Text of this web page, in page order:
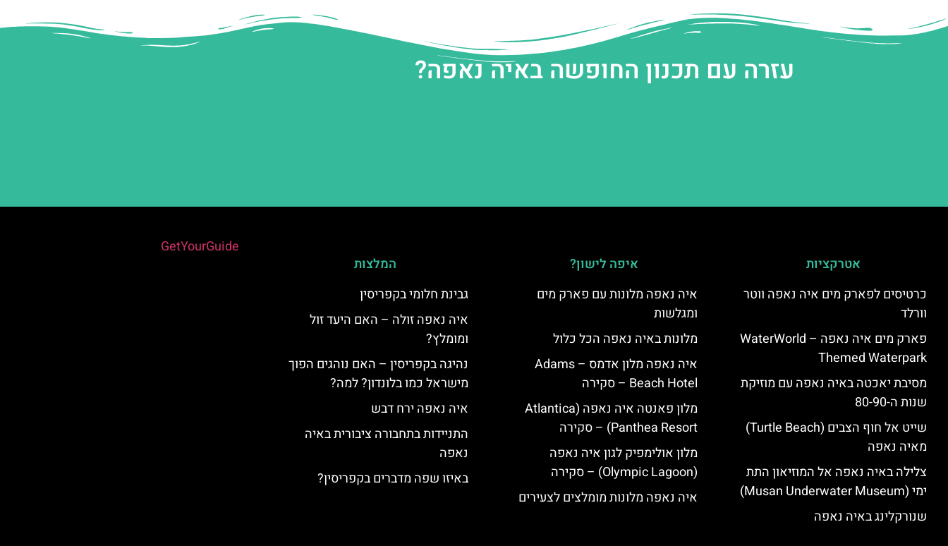
עזרה עם תכנון החופשה באיה נאפה?
אטרקציות
כרטיסים לפארק מים איה נאפה ווטר
וורלד
פארק מים איה נאפה – ‪‪WaterWorld
Themed Waterpark‬‬
מסיבת יאכטה באיה נאפה עם מוזיקת
שנות ה-80-90
שייט אל חוף הצבים (Turtle Beach)
מאיה נאפה
צלילה באיה נאפה אל המוזיאון התת
ימי (Musan Underwater Museum)
שנורקלינג באיה נאפה
איפה לישון?
איה נאפה מלונות עם פארק מים
ומגלשות
מלונות באיה נאפה הכל כלול
איה נאפה מלון אדמס – Adams
Beach Hotel – סקירה
מלון פאנטה איה נאפה (Atlantica
Panthea Resort) – סקירה
מלון אולימפיק לגון איה נאפה
(Olympic Lagoon) – סקירה
איה נאפה מלונות מומלצים לצעירים
המלצות
גבינת חלומי בקפריסין
איה נאפה זולה – האם היעד זול
ומומלץ?
נהיגה בקפריסין – האם נוהגים הפוך
מישראל כמו בלונדון? למה?
איה נאפה ירח דבש
התניידות בתחבורה ציבורית באיה
נאפה
באיזו שפה מדברים בקפריסין?
GetYourGuide